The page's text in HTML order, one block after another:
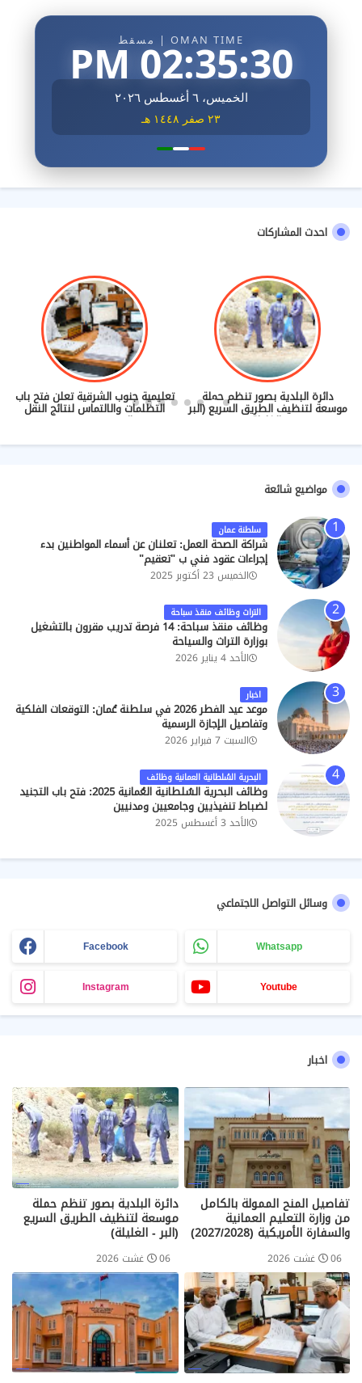
OMAN TIME | مسقط
02:35:31 PM
الخميس، ٦ أغسطس ٢٠٢٦
٢٣ صفر ١٤٤٨ هـ
احدث المشاركات
دائرة البلدية بصور تنظم حملة
موسعة لتنظيف الطريق السريع (البر
- الغليلة)
تعليمية جنوب الشرقية تعلن فتح باب
التظلمات والالتماس لنتائج النقل
والندب (2026/2027)
مواضيع شائعة
سلطنة عمان
شراكة الصحة العمل: تعلنان عن أسماء المواطنين بدء
إجراءات عقود فني ب "تعقيم"
الخميس 23 أكتوبر 2025
التراث وظائف منقذ سباحة
وظائف منقذ سباحة: 14 فرصة تدريب مقرون بالتشغيل
بوزارة التراث والسياحة
الأحد 4 يناير 2026
اخبار
موعد عيد الفطر 2026 في سلطنة عُمان: التوقعات الفلكية
وتفاصيل الإجازة الرسمية
السبت 7 فبراير 2026
البحرية السُلطانية العمانية وظائف
وظائف البحرية السُلطانية العُمانية 2025: فتح باب التجنيد
لضباط تنفيذيين وجامعيين ومدنيين
الأحد 3 أغسطس 2025
وسائل التواصل الاجتماعي
Facebook Whatsapp
Instagram Youtube
اخبار
تفاصيل المنح الممولة بالكامل
من وزارة التعليم العمانية
والسفارة الأمريكية (2027/2028)
06 غشت 2026
دائرة البلدية بصور تنظم حملة
موسعة لتنظيف الطريق السريع
(البر - الغليلة)
06 غشت 2026